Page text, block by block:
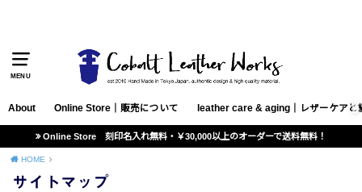
MENU
About Online Store｜販売について leather care & aging｜レザーケアと
Online Store 刻印名入れ無料・￥30,000以上のオーダーで送料無料！
HOME
サイトマップ